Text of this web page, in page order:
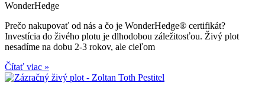
WonderHedge
Prečo nakupovať od nás a čo je WonderHedge® certifikát?
Investícia do živého plotu je dlhodobou záležitosťou. Živý plot
nesadíme na dobu 2-3 rokov, ale cieľom
Čítať viac »